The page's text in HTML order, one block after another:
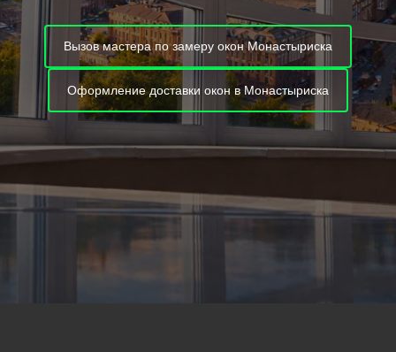
Вызов мастера по замеру окон Монастыриска
Оформление доставки окон в Монастыриска